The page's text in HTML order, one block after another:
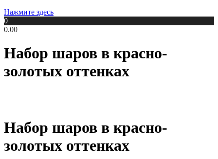
Нажмите здесь
0
0.00
Набор шаров в красно-
золотых оттенках
Набор шаров в красно-
золотых оттенках